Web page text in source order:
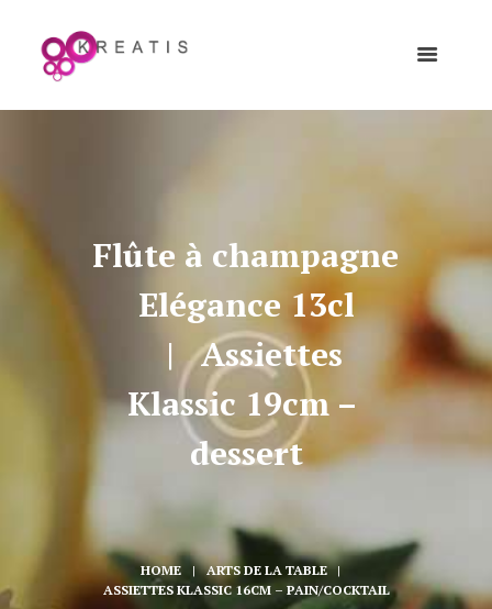
Flûte à champagne
Elégance 13cl
Assiettes
Klassic 19cm –
dessert
HOME
ARTS DE LA TABLE
ASSIETTES KLASSIC 16CM – PAIN/COCKTAIL